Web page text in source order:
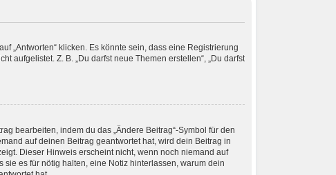
„Antworten“ klicken. Es könnte sein, dass eine Registrierung
aufgelistet. Z. B. „Du darfst neue Themen erstellen“, „Du darfst
bearbeiten, indem du das „Ändere Beitrag“-Symbol für den
auf deinen Beitrag geantwortet hat, wird dein Beitrag in
Dieser Hinweis erscheint nicht, wenn noch niemand auf
es für nötig halten, eine Notiz hinterlassen, warum dein